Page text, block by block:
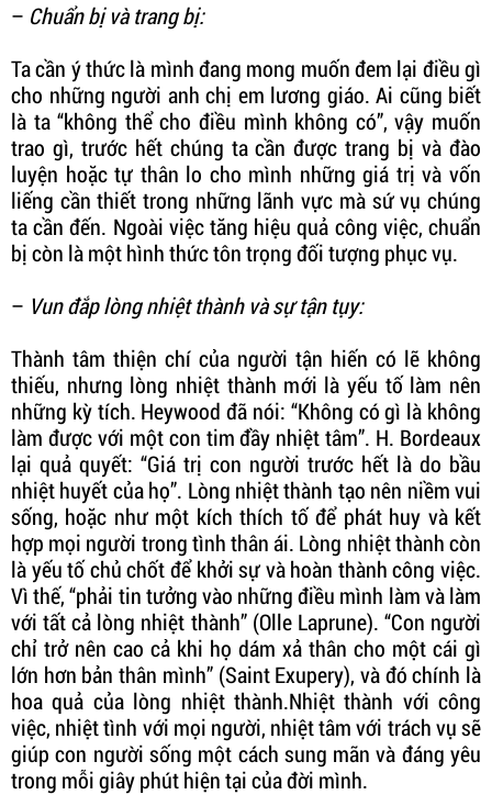
– Chuẩn bị và trang bị:
Ta cần ý thức là mình đang mong muốn đem lại điều gì
cho những người anh chị em lương giáo. Ai cũng biết
là ta “không thể cho điều mình không có”, vậy muốn
trao gì, trước hết chúng ta cần được trang bị và đào
luyện hoặc tự thân lo cho mình những giá trị và vốn
liếng cần thiết trong những lãnh vực mà sứ vụ chúng
ta cần đến. Ngoài việc tăng hiệu quả công việc, chuẩn
bị còn là một hình thức tôn trọng đối tượng phục vụ.
– Vun đắp lòng nhiệt thành và sự tận tụy:
Thành tâm thiện chí của người tận hiến có lẽ không
thiếu, nhưng lòng nhiệt thành mới là yếu tố làm nên
những kỳ tích. Heywood đã nói: “Không có gì là không
làm được với một con tim đầy nhiệt tâm”. H. Bordeaux
lại quả quyết: “Giá trị con người trước hết là do bầu
nhiệt huyết của họ”. Lòng nhiệt thành tạo nên niềm vui
sống, hoặc như một kích thích tố để phát huy và kết
hợp mọi người trong tình thân ái. Lòng nhiệt thành còn
là yếu tố chủ chốt để khởi sự và hoàn thành công việc.
Vì thế, “phải tin tưởng vào những điều mình làm và làm
với tất cả lòng nhiệt thành” (Olle Laprune). “Con người
chỉ trở nên cao cả khi họ dám xả thân cho một cái gì
lớn hơn bản thân mình” (Saint Exupery), và đó chính là
hoa quả của lòng nhiệt thành.Nhiệt thành với công
việc, nhiệt tình với mọi người, nhiệt tâm với trách vụ sẽ
giúp con người sống một cách sung mãn và đáng yêu
trong mỗi giây phút hiện tại của đời mình.